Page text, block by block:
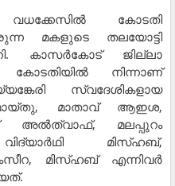
കോടതി
മകളുടെ തലയോട്ടി
കാസര്‍കോട് ജില്ലാ
നിന്നാണ്
സ്വദേശികളായ
മാതാവ് ആഇശ,
അല്‍ത്വാഫ്, മലപ്പുറം
മിസ്ഹബ്,
മിസ്ഹബ് എന്നിവര്‍